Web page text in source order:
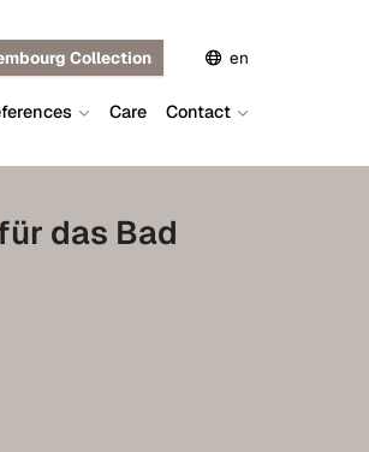
Collection en
de
fr
Care Contact
das Bad